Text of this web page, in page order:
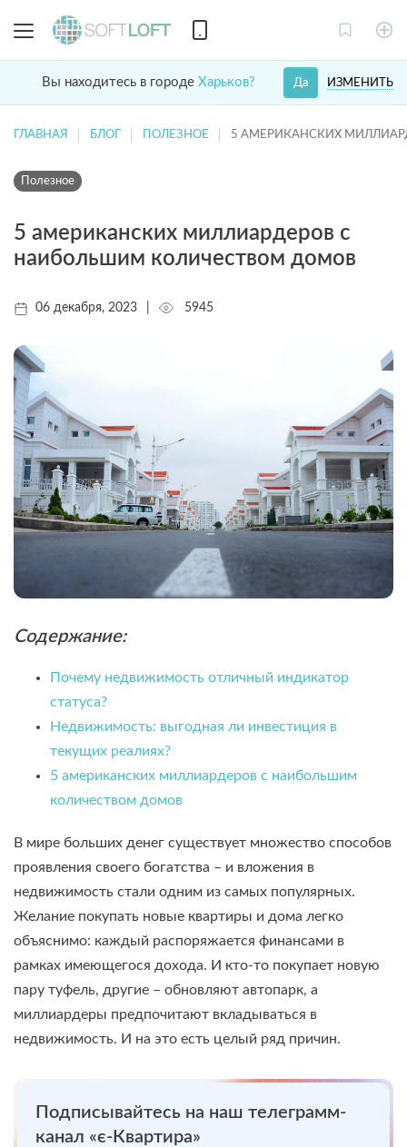
Вы находитесь в городе Харьков? ИЗМЕНИТЬ
Да
ГЛАВНАЯ БЛОГ ПОЛЕЗНОЕ 5 АМЕРИКАНСКИХ
Полезное
5 американских миллиардеров с
наибольшим количеством домов
06 декабря, 2023 5945
Содержание:
Почему недвижимость отличный индикатор
статуса?
Недвижимость: выгодная ли инвестиция в
текущих реалиях?
5 американских миллиардеров с наибольшим
количеством домов
В мире больших денег существует множество способов
проявления своего богатства – и вложения в
недвижимость стали одним из самых популярных.
Желание покупать новые квартиры и дома легко
объяснимо: каждый распоряжается финансами в
рамках имеющегося дохода. И кто-то покупает новую
пару туфель, другие – обновляют автопарк, а
миллиардеры предпочитают вкладываться в
недвижимость. И на это есть целый ряд причин.
Подписывайтесь на наш телеграмм-
канал «є-Квартира»